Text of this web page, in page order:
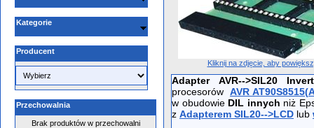
Kategorie
Producent
Przechowalnia
Brak produktów w przechowalni
Kliknij na zdjęcie, aby
Adapter AVR-->SIL20
procesorów AVR
w obudowie DIL innych niż
z Adapterem SIL20-->LCD lub